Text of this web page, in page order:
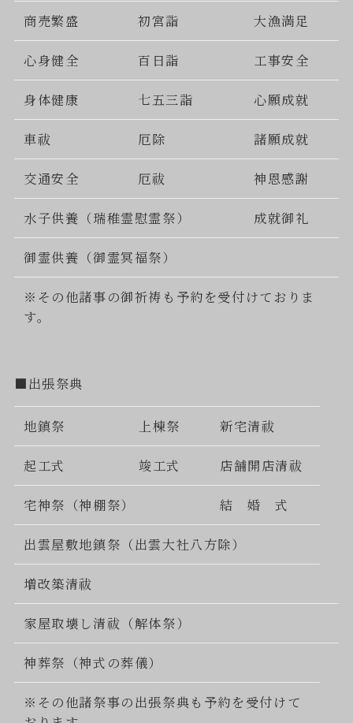
商売繁盛 初宮詣 大漁満足
心身健全 百日詣 工事安全
身体健康 七五三詣 心願成就
車祓 厄除 諸願成就
交通安全 厄祓 神恩感謝
水子供養（瑞稚霊慰霊祭） 成就御礼
御霊供養（御霊冥福祭）
※その他諸事の御祈祷も予約を受付けておりま
す。
■出張祭典
地鎮祭 上棟祭 新宅清祓
起工式 竣工式 店舗開店清祓
宅神祭（神棚祭） 結 婚 式
出雲屋敷地鎮祭（出雲大社八方除）
増改築清祓
家屋取壊し清祓（解体祭）
神葬祭（神式の葬儀）
※その他諸祭事の出張祭典も予約を受付けて